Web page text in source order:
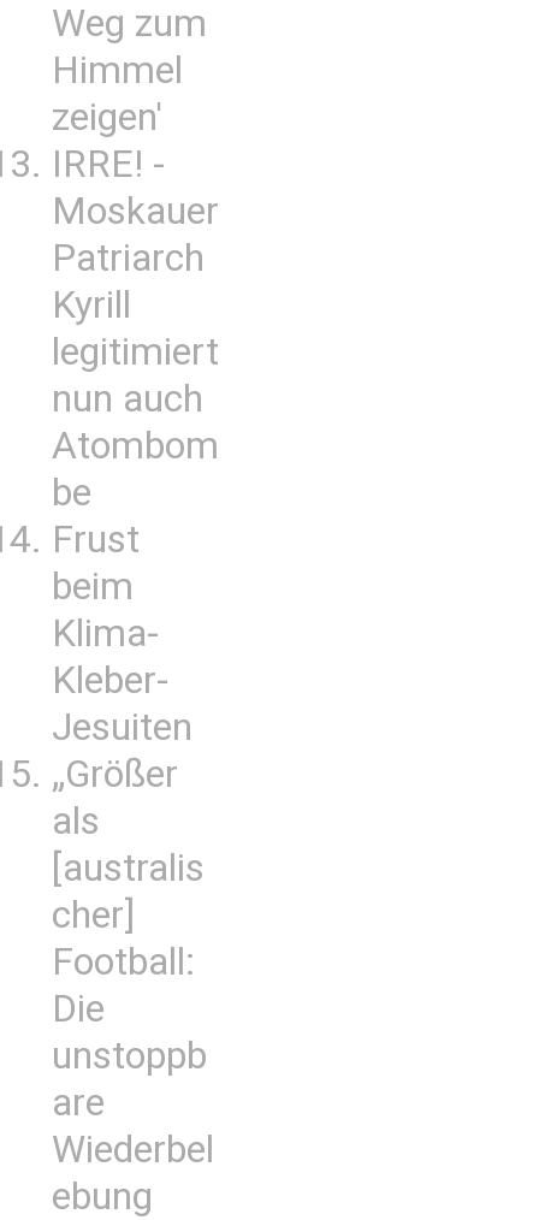
Weg zum
Himmel
zeigen'
IRRE! -
Moskauer
Patriarch
Kyrill
legitimiert
nun auch
Atombom
be
Frust
beim
Klima-
Kleber-
Jesuiten
„Größer
als
[australis
cher]
Football:
Die
unstoppb
are
Wiederbel
ebung